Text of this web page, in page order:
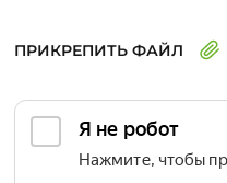
ПРИКРЕПИТЬ ФАЙЛ